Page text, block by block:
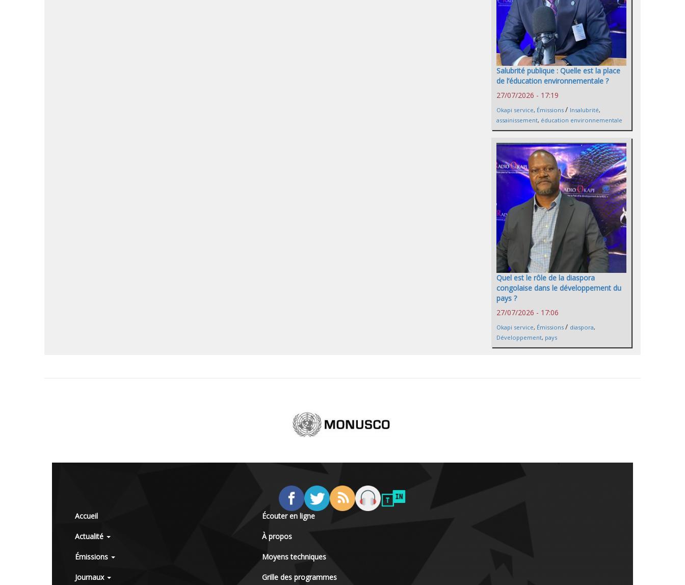
Salubrité publique : Quelle est la place
de l’éducation environnementale ?
27/07/2026 - 17:19
Okapi service, Émissions / Insalubrité,
assainissement, éducation environnementale
Quel est le rôle de la diaspora
congolaise dans le développement du
pays ?
27/07/2026 - 17:06
Okapi service, Émissions / diaspora,
Développement, pays
Accueil
Actualité
Émissions
Journaux
Écouter en ligne
À propos
Moyens techniques
Grille des programmes